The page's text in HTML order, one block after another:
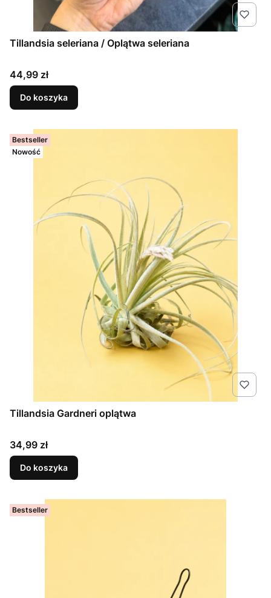
Tillandsia seleriana / Oplątwa seleriana
Cena
44,99 zł
Do koszyka
Bestseller
Nowość
Tillandsia Gardneri oplątwa
Cena
34,99 zł
Do koszyka
Bestseller